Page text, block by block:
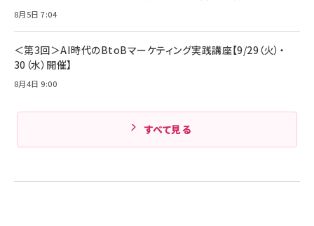
8月5日 7:04
＜第3回＞AI時代のBtoBマーケティング実践講座【9/29（火）・
30（水）開催】
8月4日 9:00
すべて見る